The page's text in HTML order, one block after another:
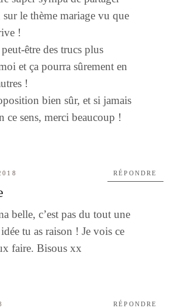
sur le thème mariage vu que
!
être des trucs plus
et ça pourra sûrement en
!
bien sûr, et si jamais
ce sens, merci beaucoup !
belle, c’est pas du tout une
tu as raison ! Je vois ce
faire. Bisous xx
RÉPONDRE
RÉPONDRE